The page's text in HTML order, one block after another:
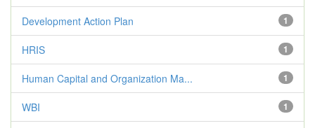
1
Development Action Plan
1
HRIS
1
Human Capital and Organization Ma...
1
WBI